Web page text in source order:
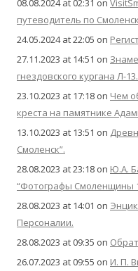
08.08.2024 at 02:31 on
путеводитель по
24.05.2024 at 22:05 on
27.11.2023 at 14:51 on
гнездовского кургана Л-13.
23.10.2023 at 17:18 on Чем
креста на памятнике
13.10.2023 at 13:51 on
Смоленск”.
28.08.2023 at 23:18 on Ю.А.
“Фотографы Смоленщины
28.08.2023 at 14:01 on
Персоналии.
28.08.2023 at 09:35 on
26.07.2023 at 09:55 on И. П.